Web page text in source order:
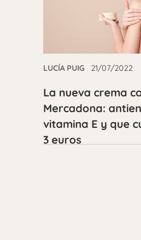
LUCÍA PUIG 21/07/2022
La nueva crema
Mercadona:
vitamina E y que
3 euros